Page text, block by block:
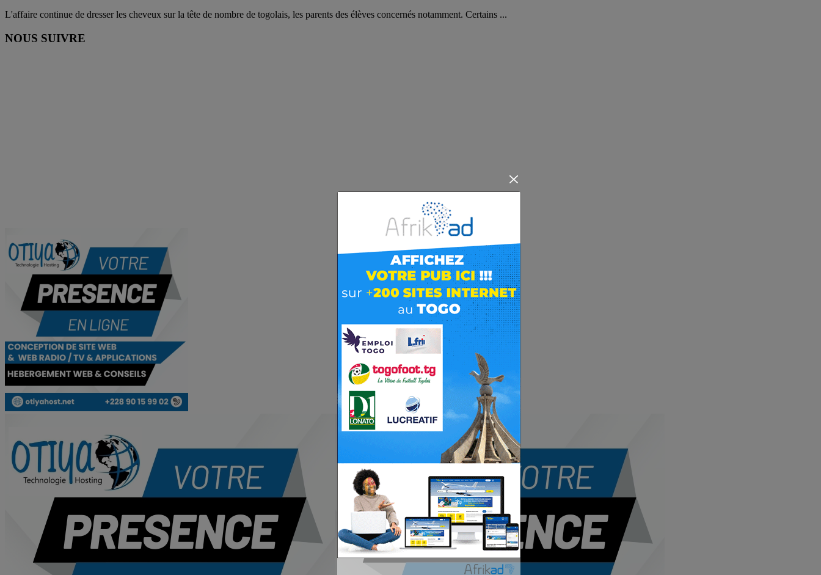
L'affaire continue de dresser les cheveux sur la tête de nombre de togolais, les parents des élèves concernés notamment. Certains ...
NOUS SUIVRE